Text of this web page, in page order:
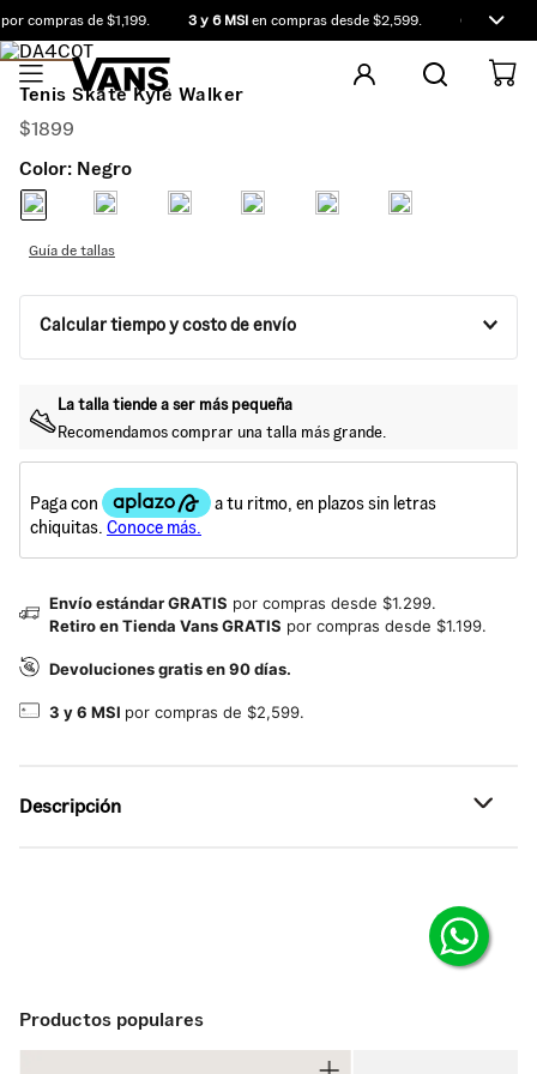
compras de $1,199. 3 y 6 MSIen compras desde $2,599. Compra
Tenis Skate Kyle Walker
$1899
Color: Negro
Guía de tallas
Calcular tiempo y costo de envío
La talla tiende a ser más pequeña
Recomendamos comprar una talla másgrande.
Envío estándar GRATIS por compras desde $1.299.
Retiro en Tienda Vans GRATIS por compras desde $1.199.
Devoluciones gratis en 90 días.
3 y 6 MSI por compras de $2,599.
Descripción
Los tenis Skate Kyle Walker combinan estilo clásico,
como a Kyle le gusta. Inspirados en el espíritu de “Tornado
Alley” en Oklahoma, este modelo signature está diseñado
Productos populares